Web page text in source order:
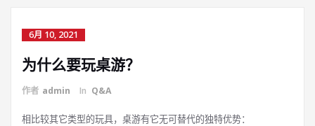
6月 10, 2021
为什么要玩桌游？
作者 admin In Q&A
相比较其它类型的玩具，桌游有它无可替代的独特优势：